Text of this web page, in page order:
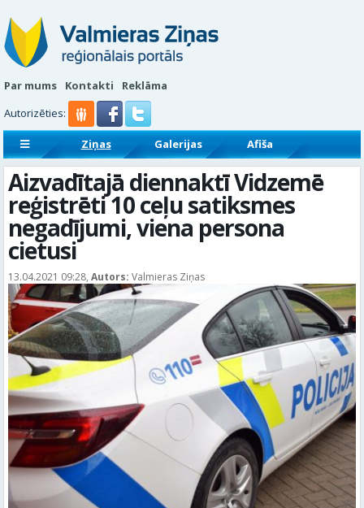
Par mums Kontakti
Reklāma
Autorizēties:
Ziņas Galerijas
Afiša
Sludinājumi
Reklāmraksti
Aizvadītajā diennaktī Vidzemē
reģistrēti 10 ceļu satiksmes
negadījumi, viena persona
cietusi
13.04.2021 09:28, Autors: Valmieras Ziņas